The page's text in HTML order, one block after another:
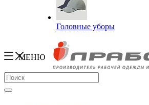
Головные уборы
МЕНЮ